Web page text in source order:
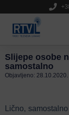
Slijepe osobe
samostalno
Objavljeno: 28.10.2020.
Lično,